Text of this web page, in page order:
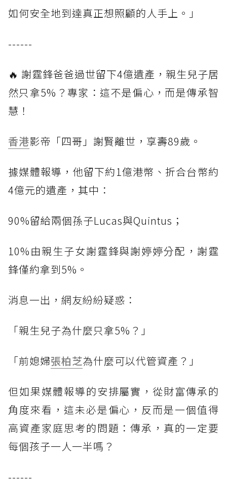
如何安全地到達真正想照顧的人手上。」
------
🔥 謝霆鋒爸爸過世留下4億遺產，親生兒子居
然只拿5%？專家：這不是偏心，而是傳承智
慧！
香港影帝「四哥」謝賢離世，享壽89歲。
據媒體報導，他留下約1億港幣、折合台幣約
4億元的遺產，其中：
90%留給兩個孫子Lucas與Quintus；
10%由親生子女謝霆鋒與謝婷婷分配，謝霆
鋒僅約拿到5%。
消息一出，網友紛紛疑惑：
「親生兒子為什麼只拿5%？」
「前媳婦張柏芝為什麼可以代管資產？」
但如果媒體報導的安排屬實，從財富傳承的
角度來看，這未必是偏心，反而是一個值得
高資產家庭思考的問題：傳承，真的一定要
每個孩子一人一半嗎？
------